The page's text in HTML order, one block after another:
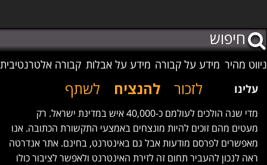
ניווט מהיר מידע על קבורה מידע על אבלות קבורה אלטרנטיבית
לזכור להנציח לשתף עלינו
מדי שנה הולכים לעולמם כ-40,000 איש במדינת ישראל. רק
מעטים מהם זוכים להיות מונצחים באמצעי התקשורת הכתובה. אנו
מאפשרים לפרסם מודעות אבל גם באינטרנט, בחינם. אתר אנדרטה
ראה לנכון להעביר תחום זה לזירת האינטרנט ולאפשר לציבור כולו